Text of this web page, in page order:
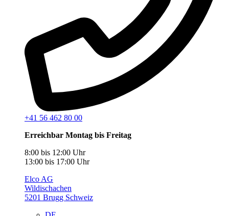
+41 56 462 80 00
Erreichbar Montag bis Freitag
8:00 bis 12:00 Uhr
13:00 bis 17:00 Uhr
Elco AG
Wildischachen
5201 Brugg Schweiz